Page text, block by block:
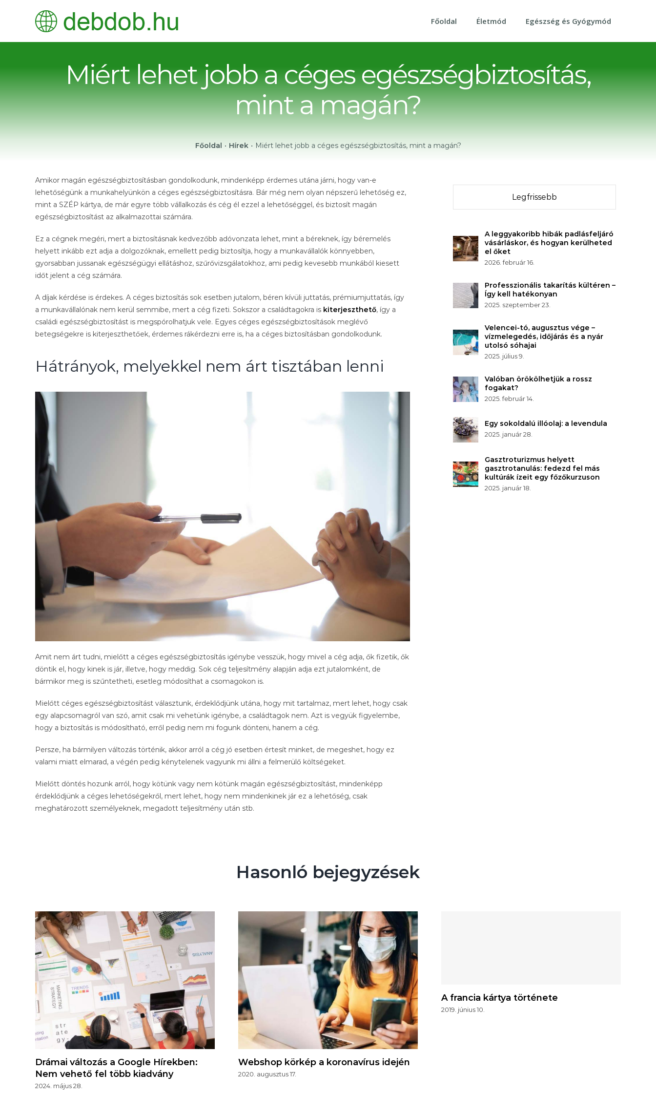
Főoldal Életmód Egészség és Gyógymód
Miért lehet jobb a céges egészségbiztosítás,
mint a magán?
Főoldal • Hírek • Miért lehet jobb a céges egészségbiztosítás, mint a magán?
Amikor magán egészségbiztosításban gondolkodunk, mindenképp érdemes utána járni, hogy van-e
lehetőségünk a munkahelyünkön a céges egészségbiztosításra. Bár még nem olyan népszerű lehetőség ez,
mint a SZÉP kártya, de már egyre több vállalkozás és cég él ezzel a lehetőséggel, és biztosít magán
egészségbiztosítást az alkalmazottai számára.
Ez a cégnek megéri, mert a biztosításnak kedvezőbb adóvonzata lehet, mint a béreknek, így béremelés
helyett inkább ezt adja a dolgozóknak, emellett pedig biztosítja, hogy a munkavállalók könnyebben,
gyorsabban jussanak egészségügyi ellátáshoz, szűrővizsgálatokhoz, ami pedig kevesebb munkából kiesett
időt jelent a cég számára.
A díjak kérdése is érdekes. A céges biztosítás sok esetben jutalom, béren kívüli juttatás, prémiumjuttatás, így
a munkavállalónak nem kerül semmibe, mert a cég fizeti. Sokszor a családtagokra is kiterjeszthető, így a
családi egészségbiztosítást is megspórolhatjuk vele. Egyes céges egészségbiztosítások meglévő
betegségekre is kiterjeszthetőek, érdemes rákérdezni erre is, ha a céges biztosításban gondolkodunk.
Hátrányok, melyekkel nem árt tisztában lenni
Amit nem árt tudni, mielőtt a céges egészségbiztosítás igénybe vesszük, hogy mivel a cég adja, ők fizetik, ők
döntik el, hogy kinek is jár, illetve, hogy meddig. Sok cég teljesítmény alapján adja ezt jutalomként, de
bármikor meg is szűntetheti, esetleg módosíthat a csomagokon is.
Mielőtt céges egészségbiztosítást választunk, érdeklődjünk utána, hogy mit tartalmaz, mert lehet, hogy csak
egy alapcsomagról van szó, amit csak mi vehetünk igénybe, a családtagok nem. Azt is vegyük figyelembe,
hogy a biztosítás is módosítható, erről pedig nem mi fogunk dönteni, hanem a cég.
Persze, ha bármilyen változás történik, akkor arról a cég jó esetben értesít minket, de megeshet, hogy ez
valami miatt elmarad, a végén pedig kénytelenek vagyunk mi állni a felmerülő költségeket.
Mielőtt döntés hozunk arról, hogy kötünk vagy nem kötünk magán egészségbiztosítást, mindenképp
érdeklődjünk a céges lehetőségekről, mert lehet, hogy nem mindenkinek jár ez a lehetőség, csak
meghatározott személyeknek, megadott teljesítmény után stb.
Legfrissebb
A leggyakoribb hibák padlásfeljáró
vásárláskor, és hogyan kerülheted
el őket
2026. február 16.
Professzionális takarítás kültéren –
Így kell hatékonyan
2025. szeptember 23.
Velencei-tó, augusztus vége –
vízmelegedés, időjárás és a nyár
utolsó sóhajai
2025. július 9.
Valóban örökölhetjük a rossz
fogakat?
2025. február 14.
Egy sokoldalú illóolaj: a levendula
2025. január 28.
Gasztroturizmus helyett
gasztrotanulás: fedezd fel más
kultúrák ízeit egy főzőkurzuson
2025. január 18.
Hasonló bejegyzések
Drámai változás a Google Hírekben:
Nem vehető fel több kiadvány
2024. május 28.
Webshop körkép a koronavírus idején
2020. augusztus 17.
A francia kártya története
2019. június 10.